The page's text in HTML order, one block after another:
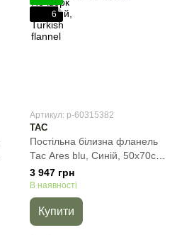
6
Артикул: p-60315382
TAC
Постільна білизна фланель
Тас Ares blu, Cиній, 50х70см
(2шт), Євро, 200х220 см,
160х200 см (на резинці)
3 947 грн
В наявності
Купити